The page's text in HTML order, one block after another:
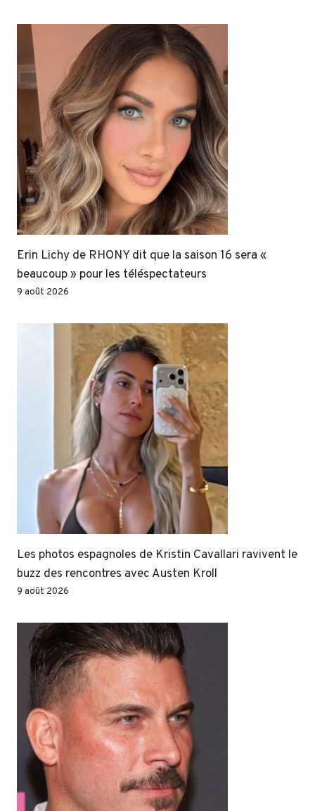
Erin Lichy de RHONY dit que la saison 16 sera «
beaucoup » pour les téléspectateurs
9 août 2026
Les photos espagnoles de Kristin Cavallari ravivent le
buzz des rencontres avec Austen Kroll
9 août 2026